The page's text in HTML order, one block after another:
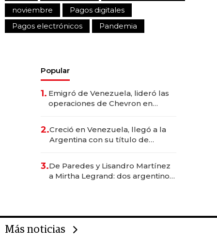
noviembre
Pagos digitales
Pagos electrónicos
Pandemia
Popular
1. Emigró de Venezuela, lideró las
operaciones de Chevron en
2.Creció en Venezuela, llegó a la
Argentina con su título de
las marcas "fast premium"
3.De Paredes y Lisandro Martínez
a Mirtha Legrand: dos argentinos
Más noticias